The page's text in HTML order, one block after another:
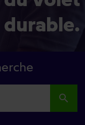
durable.
search